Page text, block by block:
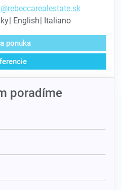
English Italiano
ponuka
poradíme